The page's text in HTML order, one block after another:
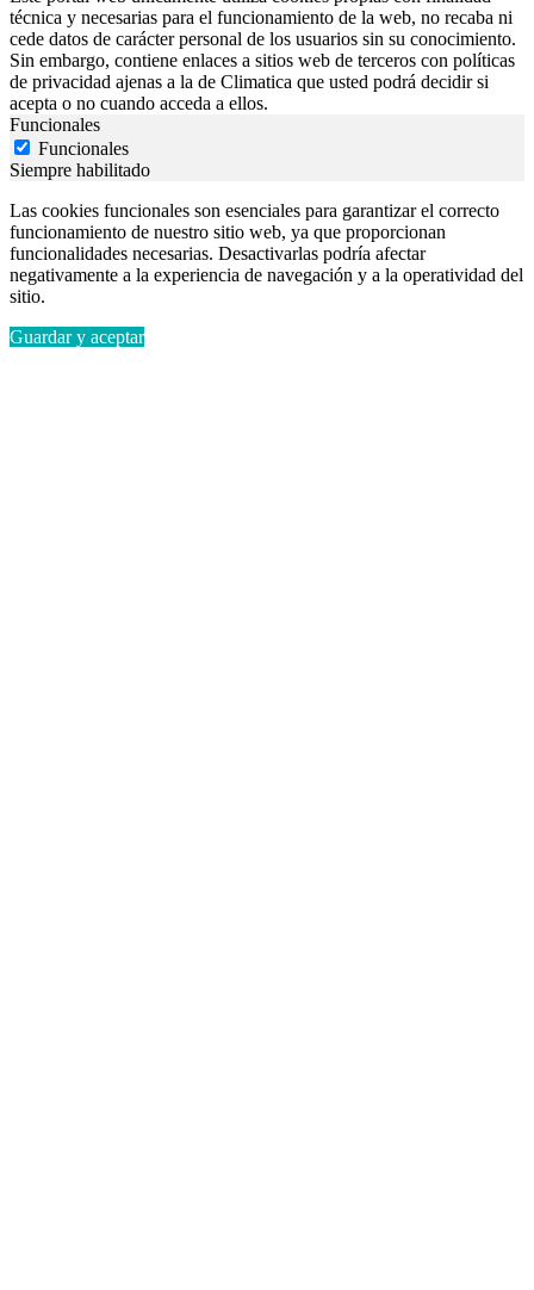
técnica y necesarias para el funcionamiento de la web, no recaba ni
cede datos de carácter personal de los usuarios sin su conocimiento.
Sin embargo, contiene enlaces a sitios web de terceros con políticas
de privacidad ajenas a la de Climatica que usted podrá decidir si
acepta o no cuando acceda a ellos.
Funcionales
Funcionales
Siempre habilitado
Las cookies funcionales son esenciales para garantizar el correcto
funcionamiento de nuestro sitio web, ya que proporcionan
funcionalidades necesarias. Desactivarlas podría afectar
negativamente a la experiencia de navegación y a la operatividad del
sitio.
Guardar y aceptar